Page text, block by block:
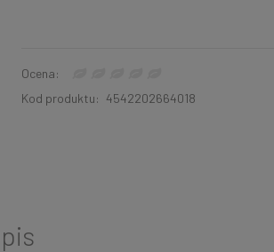
Ocena:
Kod produktu: 4542202664018